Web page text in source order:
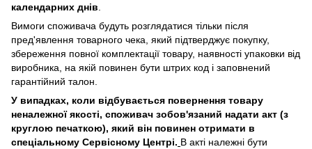
календарних днів
Вимоги споживача будуть розглядатися тільки після
пред'явлення товарного чека, який підтверджує покупку,
збереження повної комплектації товару, наявності упаковки від
виробника, на якій повинен бути штрих код і заповнений
гарантійний талон.
У випадках, коли відбувається повернення товару
неналежної якості, споживач зобов'язаний надати акт (з
круглою печаткою), який він повинен отримати в
спеціальному Сервісному Центрі. В акті належні бути